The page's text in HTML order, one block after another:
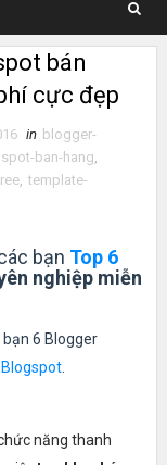
bán
cực đẹp
in blogger-
ban-hang,
, template-
bạn Top 6
nghiệp miễn
6 Blogger
.
năng thanh